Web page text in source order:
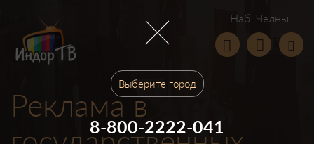
Наб. Челны
Выберите город
8-800-2222-041
8-800-2222-041
8-800-2222-041
Реклама в